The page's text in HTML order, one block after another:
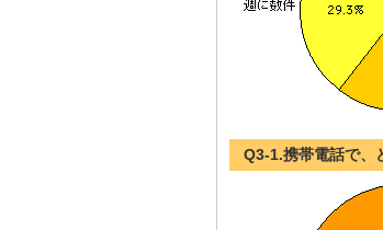
Q3-1.携帯電話で、